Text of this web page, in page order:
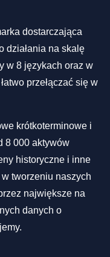
dostarczająca
działania na skalę
w 8 językach oraz w
przełączać się w
krótkoterminowe i
8 000 aktywów
historyczne i inne
tworzeniu naszych
największe na
danych o